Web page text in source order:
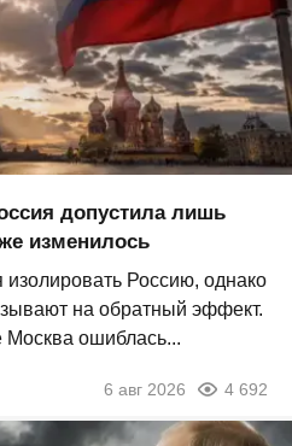
допустила лишь
изменилось
Россию, однако
на обратный эффект.
Москва ошиблась...
6 авг 2026 4 692